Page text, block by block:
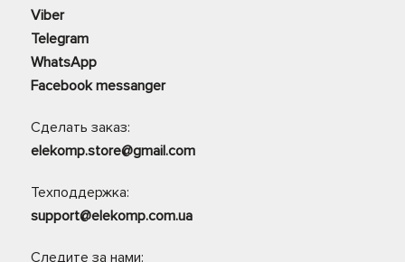
Viber
Telegram
WhatsApp
Facebook messanger
Сделать заказ:
elekomp.store@gmail.com
Техподдержка:
support@elekomp.com.ua
Следите за нами: